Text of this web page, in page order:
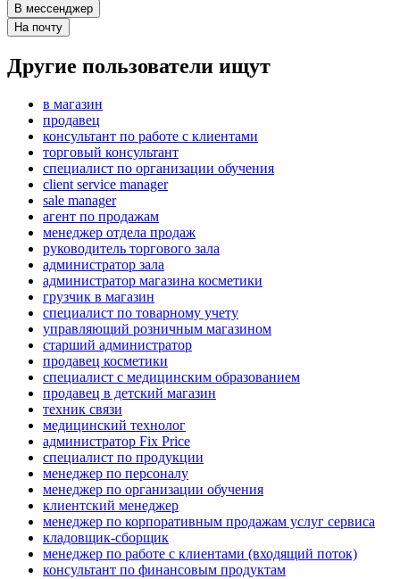
В мессенджер
На почту
Другие пользователи ищут
в магазин
продавец
консультант по работе с клиентами
торговый консультант
специалист по организации обучения
client service manager
sale manager
агент по продажам
менеджер отдела продаж
руководитель торгового зала
администратор зала
администратор магазина косметики
грузчик в магазин
специалист по товарному учету
управляющий розничным магазином
старший администратор
продавец косметики
специалист с медицинским образованием
продавец в детский магазин
техник связи
медицинский технолог
администратор Fix Price
специалист по продукции
менеджер по персоналу
менеджер по организации обучения
клиентский менеджер
менеджер по корпоративным продажам услуг сервиса
кладовщик-сборщик
менеджер по работе с клиентами (входящий поток)
консультант по финансовым продуктам